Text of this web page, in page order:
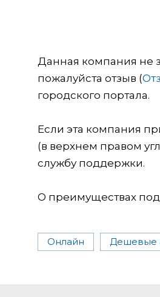
Данная компания не
пожалуйста отзыв (
городского портала.
Если эта компания
(в верхнем правом
службу поддержки.
О преимуществах
Онлайн Дешевые